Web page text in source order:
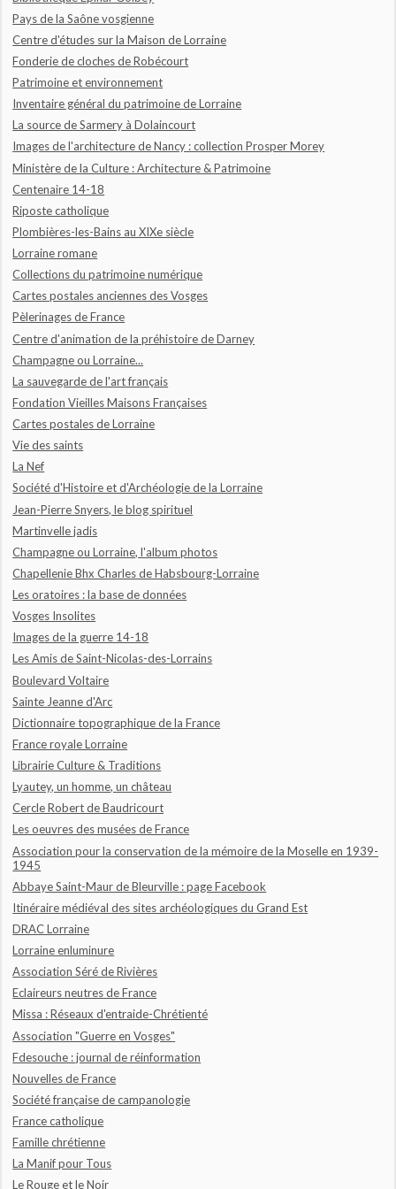
Pays de la Saône vosgienne
Centre d'études sur la Maison de Lorraine
Fonderie de cloches de Robécourt
Patrimoine et environnement
Inventaire général du patrimoine de Lorraine
La source de Sarmery à Dolaincourt
Images de l'architecture de Nancy : collection Prosper Morey
Ministère de la Culture : Architecture & Patrimoine
Centenaire 14-18
Riposte catholique
Plombières-les-Bains au XIXe siècle
Lorraine romane
Collections du patrimoine numérique
Cartes postales anciennes des Vosges
Pèlerinages de France
Centre d'animation de la préhistoire de Darney
Champagne ou Lorraine...
La sauvegarde de l'art français
Fondation Vieilles Maisons Françaises
Cartes postales de Lorraine
Vie des saints
La Nef
Société d'Histoire et d'Archéologie de la Lorraine
Jean-Pierre Snyers, le blog spirituel
Martinvelle jadis
Champagne ou Lorraine, l'album photos
Chapellenie Bhx Charles de Habsbourg-Lorraine
Les oratoires : la base de données
Vosges Insolites
Images de la guerre 14-18
Les Amis de Saint-Nicolas-des-Lorrains
Boulevard Voltaire
Sainte Jeanne d'Arc
Dictionnaire topographique de la France
France royale Lorraine
Librairie Culture & Traditions
Lyautey, un homme, un château
Cercle Robert de Baudricourt
Les oeuvres des musées de France
Association pour la conservation de la mémoire de la Moselle en 1939-
1945
Abbaye Saint-Maur de Bleurville : page Facebook
Itinéraire médiéval des sites archéologiques du Grand Est
DRAC Lorraine
Lorraine enluminure
Association Séré de Rivières
Eclaireurs neutres de France
Missa : Réseaux d'entraide-Chrétienté
Association "Guerre en Vosges"
Fdesouche : journal de réinformation
Nouvelles de France
Société française de campanologie
France catholique
Famille chrétienne
La Manif pour Tous
Le Rouge et le Noir